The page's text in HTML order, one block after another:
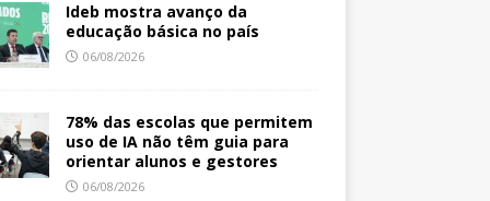
Ideb mostra avanço da
educação básica no país
06/08/2026
78% das escolas que permitem
uso de IA não têm guia para
orientar alunos e gestores
06/08/2026